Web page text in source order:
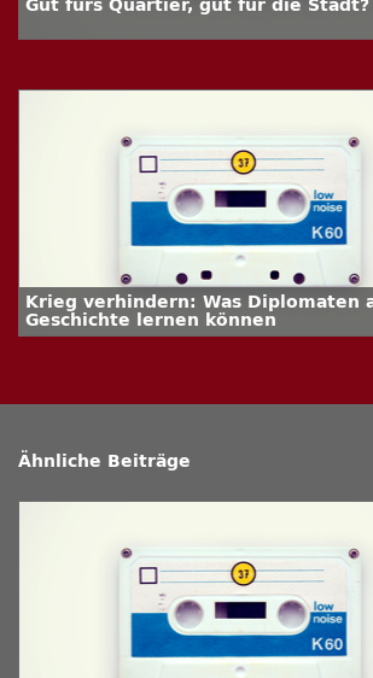
Gut fürs Quartier, gut für die Stadt?
Krieg verhindern: Was Diplomaten
Geschichte lernen können
Ähnliche Beiträge